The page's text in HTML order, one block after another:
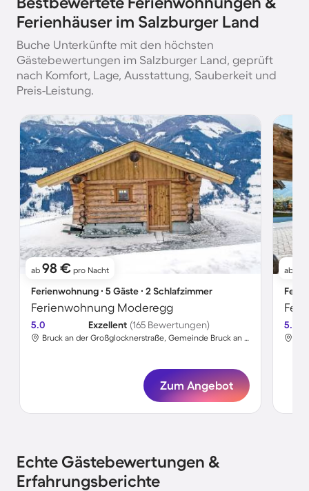
Ferienhäuser im Salzburger Land
Buche Unterkünfte mit den höchsten
Gästebewertungen im Salzburger Land, geprüft
nach Komfort, Lage, Ausstattung, Sauberkeit und
Preis-Leistung.
ab 98 € pro Nacht
Ferienwohnung ∙ 5 Gäste ∙ 2 Schlafzimmer
Ferienwohnung Moderegg
5.0 Exzellent (165 Bewertungen)
Bruck an der Großglocknerstraße, Gemeinde Bruck an der Großglocknerstraße, Salzburg
Zum Angebot
ab
5.0
Echte Gästebewertungen &
Erfahrungsberichte